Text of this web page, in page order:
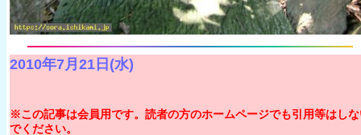
2010年7月21日(水)
※この記事は会員用です。読者の方のホームページでも引用等はし
でください。